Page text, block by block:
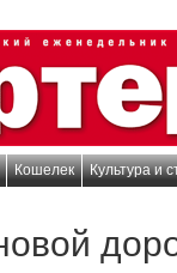
Кошелек Культура и